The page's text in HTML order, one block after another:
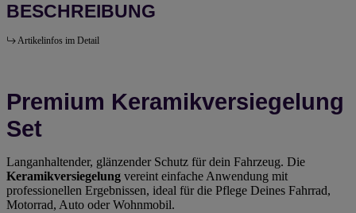
BESCHREIBUNG
Artikelinfos im Detail
Premium Keramikversiegelung
Set
Langanhaltender, glänzender Schutz für dein Fahrzeug. Die
Keramikversiegelung vereint einfache Anwendung mit
professionellen Ergebnissen, ideal für die Pflege Deines Fahrrad,
Motorrad, Auto oder Wohnmobil.